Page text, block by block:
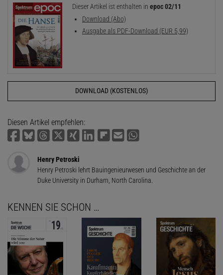
Dieser Artikel ist enthalten in epoc 02/11
Download (Abo)
Ausgabe als PDF-Download (EUR 5,99)
DOWNLOAD (KOSTENLOS)
Diesen Artikel empfehlen:
Henry Petroski
Henry Petroski lehrt Bauingenieurwesen und Geschichte an der
Duke University in Durham, North Carolina.
KENNEN SIE SCHON …